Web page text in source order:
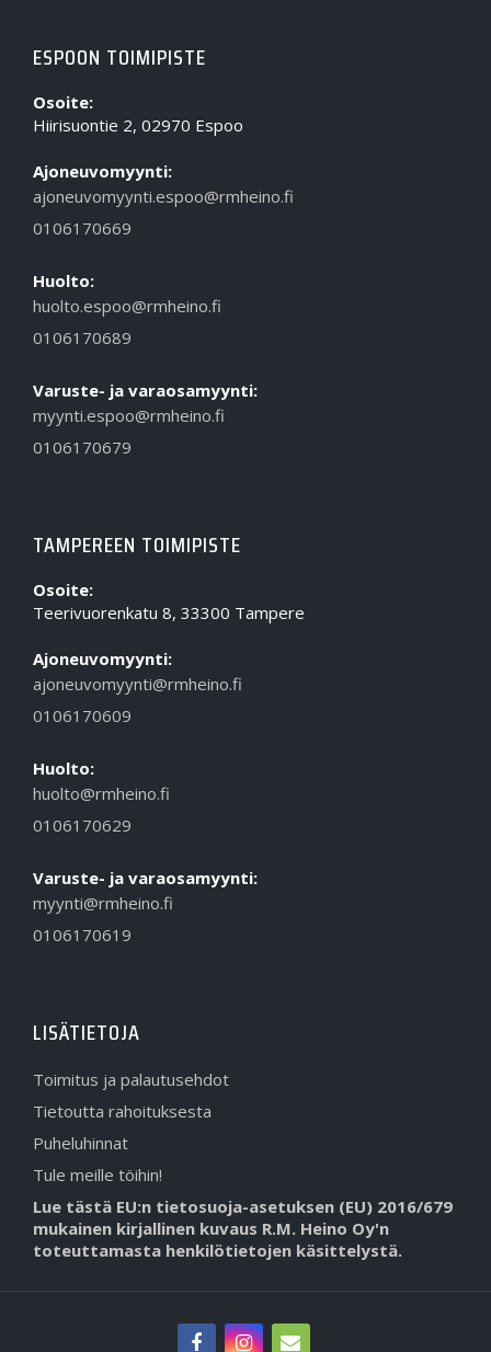
ESPOON TOIMIPISTE
Osoite:
Hiirisuontie 2, 02970 Espoo
Ajoneuvomyynti:
ajoneuvomyynti.espoo@rmheino.fi
0106170669
Huolto:
huolto.espoo@rmheino.fi
0106170689
Varuste- ja varaosamyynti:
myynti.espoo@rmheino.fi
0106170679
TAMPEREEN TOIMIPISTE
Osoite:
Teerivuorenkatu 8, 33300 Tampere
Ajoneuvomyynti:
ajoneuvomyynti@rmheino.fi
0106170609
Huolto:
huolto@rmheino.fi
0106170629
Varuste- ja varaosamyynti:
myynti@rmheino.fi
0106170619
LISÄTIETOJA
Toimitus ja palautusehdot
Tietoutta rahoituksesta
Puheluhinnat
Tule meille töihin!
Lue tästä EU:n tietosuoja-asetuksen (EU) 2016/679
mukainen kirjallinen kuvaus R.M. Heino Oy'n
toteuttamasta henkilötietojen käsittelystä.